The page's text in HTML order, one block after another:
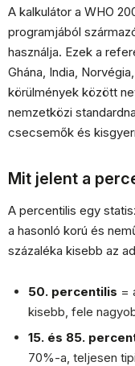
A kalkulátor a WHO
programjából
használja. Ezek a
Ghána, India,
körülmények között
nemzetközi
csecsemők és
Mit jelent a
A percentilis egy
a hasonló korú és
százaléka kisebb az
50. percentilis =
kisebb, fele
15. és 85.
70%-a, teljesen